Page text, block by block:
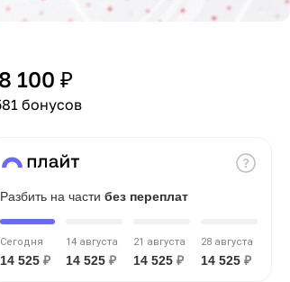
100 ₽
бонусов
Разбить на части без переплат
Сегодня
14 525 ₽
14 августа
14 525 ₽
21 августа
14 525 ₽
28 августа
14 525 ₽